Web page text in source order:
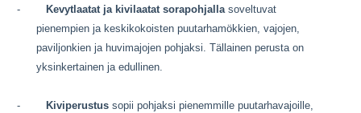
- Kevytlaatat ja kivilaatat sorapohjallasoveltuvat
pienempien ja keskikokoisten puutarhamökkien, vajojen,
paviljonkien ja huvimajojen pohjaksi. Tällainen perusta on
yksinkertainen ja edullinen.
- Kiviperustus sopii pohjaksi pienemmille puutarhavajoille,